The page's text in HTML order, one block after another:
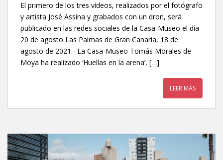
El primero de los tres vídeos, realizados por el fotógrafo
y artista José Assina y grabados con un dron, será
publicado en las redes sociales de la Casa-Museo el día
20 de agosto Las Palmas de Gran Canaria, 18 de
agosto de 2021.- La Casa-Museo Tomás Morales de
Moya ha realizado ‘Huellas en la arena’, […]
LEER MÁS